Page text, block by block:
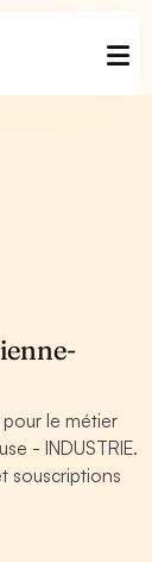
le métier
- INDUSTRIE.
souscriptions